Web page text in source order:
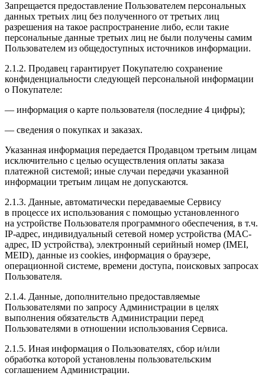
Запрещается предоставление Пользователем персональных
данных третьих лиц без полученного от третьих лиц
разрешения на такое распространение либо, если такие
персональные данные третьих лиц не были получены самим
Пользователем из общедоступных источников информации.
2.1.2. Продавец гарантирует Покупателю сохранение
конфиденциальности следующей персональной информации
о Покупателе:
— информация о карте пользователя (последние 4 цифры);
— сведения о покупках и заказах.
Указанная информация передается Продавцом третьим лицам
исключительно с целью осуществления оплаты заказа
платежной системой; иные случаи передачи указанной
информации третьим лицам не допускаются.
2.1.3. Данные, автоматически передаваемые Сервису
в процессе их использования с помощью установленного
на устройстве Пользователя программного обеспечения, в т.ч.
IP-адрес, индивидуальный сетевой номер устройства (MAC-
адрес, ID устройства), электронный серийный номер (IMEI,
MEID), данные из cookies, информация о браузере,
операционной системе, времени доступа, поисковых запросах
Пользователя.
2.1.4. Данные, дополнительно предоставляемые
Пользователями по запросу Администрации в целях
выполнения обязательств Администрации перед
Пользователями в отношении использования Сервиса.
2.1.5. Иная информация о Пользователях, сбор и/или
обработка которой установлены пользовательским
соглашением Администрации.